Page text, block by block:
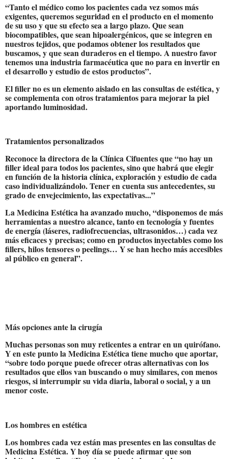
“Tanto el médico como los pacientes cada vez somos más
exigentes, queremos seguridad en el producto en el momento
de su uso y que su efecto sea a largo plazo. Que sean
biocompatibles, que sean hipoalergénicos, que se integren en
nuestros tejidos, que podamos obtener los resultados que
buscamos, y que sean duraderos en el tiempo. A nuestro favor
tenemos una industria farmacéutica que no para en invertir en
el desarrollo y estudio de estos productos”.
El filler no es un elemento aislado en las consultas de estética, y
se complementa con otros tratamientos para mejorar la piel
aportando luminosidad.
Tratamientos personalizados
Reconoce la directora de la Clínica Cifuentes que “no hay un
filler ideal para todos los pacientes, sino que habrá que elegir
en función de la historia clínica, exploración y estudio de cada
caso individualizándolo. Tener en cuenta sus antecedentes, su
grado de envejecimiento, las expectativas...”
La Medicina Estética ha avanzado mucho, “disponemos de más
herramientas a nuestro alcance, ­tanto en tecnología y fuentes
de energía (láseres, radiofrecuencias, ultrasonidos…) cada vez
más eficaces y precisas; como en productos inyectables como los
fillers, hilos tensores o peelings… Y se han hecho más accesibles
al público en general”.
Más opciones ante la cirugía
Muchas personas son muy reticentes a entrar en un quirófano.
Y en este punto la Medicina Estética tiene mucho que aportar,
“sobre todo porque puede ofrecer otras alternativas con los
resultados que ellos van buscando o muy similares, con menos
riesgos, si interrumpir su vida diaria, laboral o social, y a un
menor coste.
Los hombres en estética
Los hombres cada vez están mas presentes en las consultas de
Medicina Estética. Y hoy día se puede afirmar que son